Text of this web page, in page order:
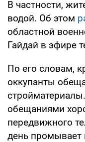
В частности,
водой. Об этом
областной
Гайдай в эфире
По его словам,
оккупанты
обещаниями
передвижного
день промывает